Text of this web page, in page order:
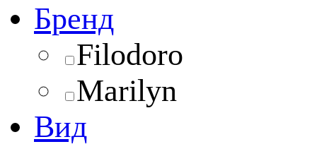
Бренд
Filodoro
Marilyn
Вид